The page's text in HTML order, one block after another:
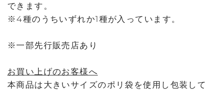
できます。
※4種のうちいずれか1種が入っています。
※一部先行販売店あり
お買い上げのお客様へ
本商品は大きいサイズのポリ袋を使用し包装して